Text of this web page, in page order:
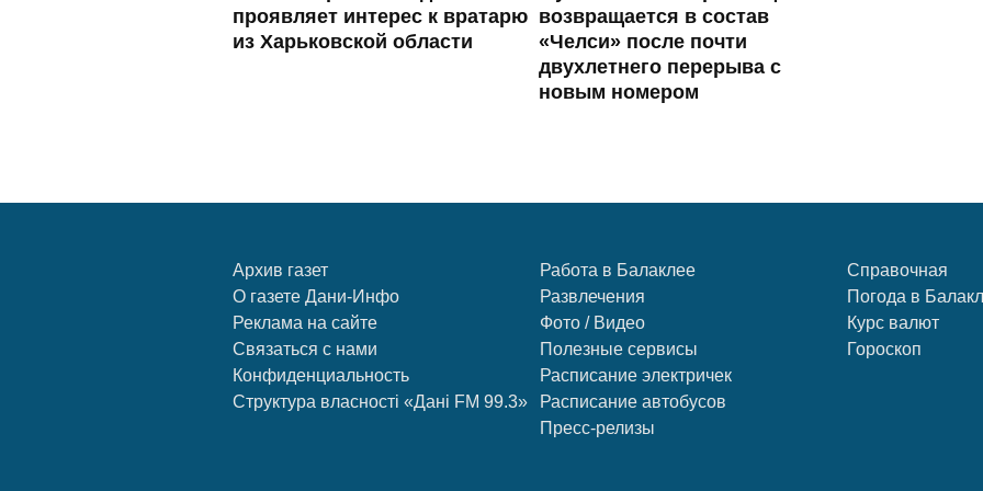
проявляет интерес к вратарю
из Харьковской области
возвращается в состав
«Челси» после почти
двухлетнего перерыва с
новым номером
Архив газет
О газете Дани-Инфо
Реклама на сайте
Связаться с нами
Конфиденциальность
Структура власності «Дані FM 99.3»
Работа в Балаклее
Развлечения
Фото / Видео
Полезные сервисы
Расписание электричек
Расписание автобусов
Пресс-релизы
Справочная
Погода в
Курс валют
Гороскоп